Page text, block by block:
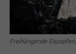
Freihängende